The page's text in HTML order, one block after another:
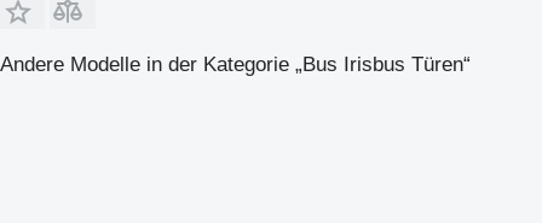
Andere Modelle in der Kategorie „Bus Irisbus Türen“